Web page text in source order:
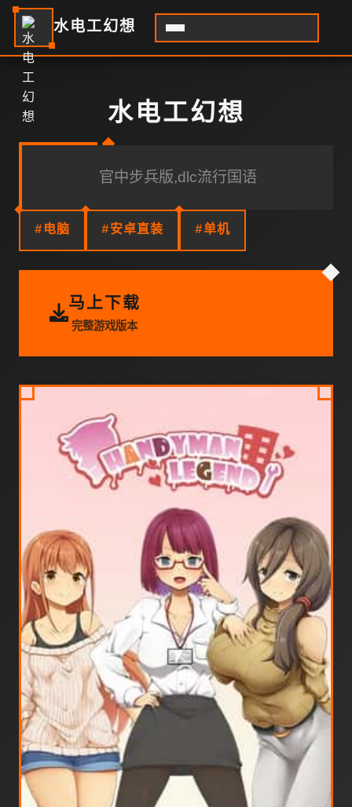
水电工幻想
水电工幻想
官中步兵版,dlc流行国语
#电脑 #安卓直装 #单机
马上下载
完整游戏版本